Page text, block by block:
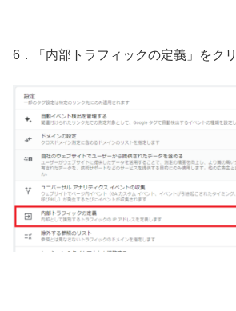
6．「内部トラフィックの定義」をク